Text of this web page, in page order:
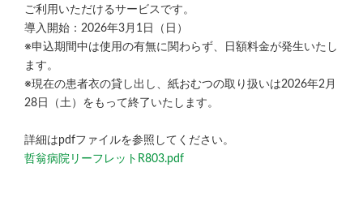
ご利用いただけるサービスです。
導入開始：2026年3月1日（日）
※申込期間中は使用の有無に関わらず、日額料金が発生いたし
ます。
※現在の患者衣の貸し出し、紙おむつの取り扱いは2026年2月
28日（土）をもって終了いたします。
詳細はpdfファイルを参照してください。
哲翁病院リーフレットR803.pdf